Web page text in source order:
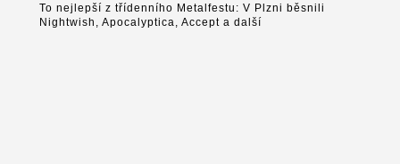
To nejlepší z třídenního Metalfestu: V Plzni běsnili
Nightwish, Apocalyptica, Accept a další